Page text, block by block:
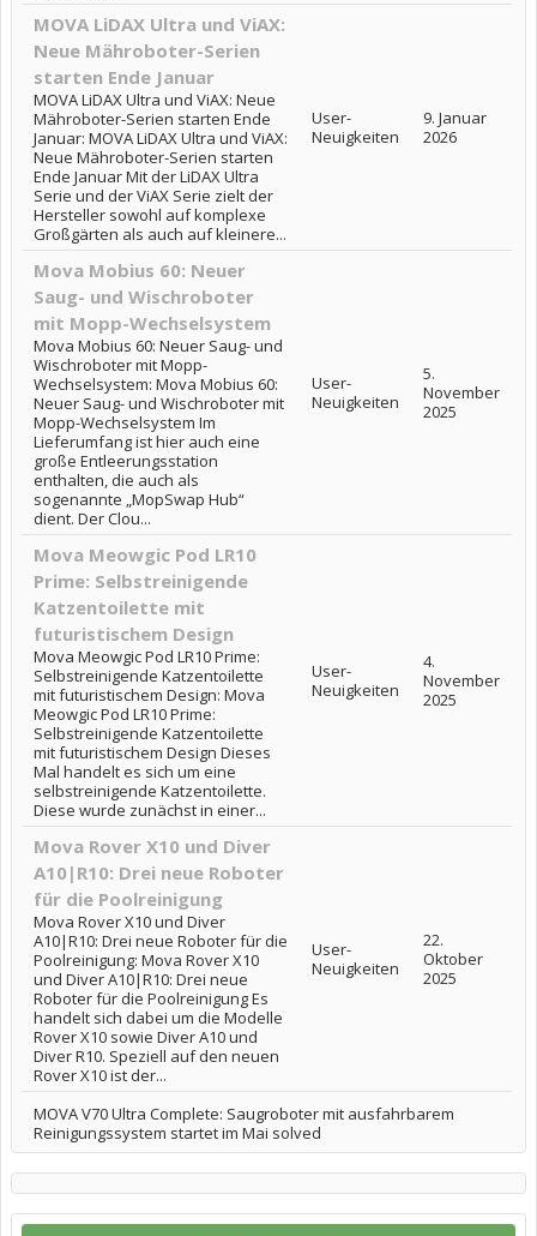
MOVA LiDAX Ultra und ViAX:
Neue Mähroboter-Serien
starten Ende Januar
MOVA LiDAX Ultra und ViAX: Neue
Mähroboter-Serien starten Ende
Januar: MOVA LiDAX Ultra und ViAX:
Neue Mähroboter-Serien starten
Ende Januar Mit der LiDAX Ultra
Serie und der ViAX Serie zielt der
Hersteller sowohl auf komplexe
Großgärten als auch auf kleinere...
User-
Neuigkeiten
9. Januar
2026
Mova Mobius 60: Neuer
Saug- und Wischroboter
mit Mopp-Wechselsystem
Mova Mobius 60: Neuer Saug- und
Wischroboter mit Mopp-
Wechselsystem: Mova Mobius 60:
Neuer Saug- und Wischroboter mit
Mopp-Wechselsystem Im
Lieferumfang ist hier auch eine
große Entleerungsstation
enthalten, die auch als
sogenannte „MopSwap Hub“
dient. Der Clou...
User-
Neuigkeiten
5.
November
2025
Mova Meowgic Pod LR10
Prime: Selbstreinigende
Katzentoilette mit
futuristischem Design
Mova Meowgic Pod LR10 Prime:
Selbstreinigende Katzentoilette
mit futuristischem Design: Mova
Meowgic Pod LR10 Prime:
Selbstreinigende Katzentoilette
mit futuristischem Design Dieses
Mal handelt es sich um eine
selbstreinigende Katzentoilette.
Diese wurde zunächst in einer...
User-
Neuigkeiten
4.
November
2025
Mova Rover X10 und Diver
A10|R10: Drei neue Roboter
für die Poolreinigung
Mova Rover X10 und Diver
A10|R10: Drei neue Roboter für die
Poolreinigung: Mova Rover X10
und Diver A10|R10: Drei neue
Roboter für die Poolreinigung Es
handelt sich dabei um die Modelle
Rover X10 sowie Diver A10 und
Diver R10. Speziell auf den neuen
Rover X10 ist der...
User-
Neuigkeiten
22.
Oktober
2025
MOVA V70 Ultra Complete: Saugroboter mit ausfahrbarem
Reinigungssystem startet im Mai solved